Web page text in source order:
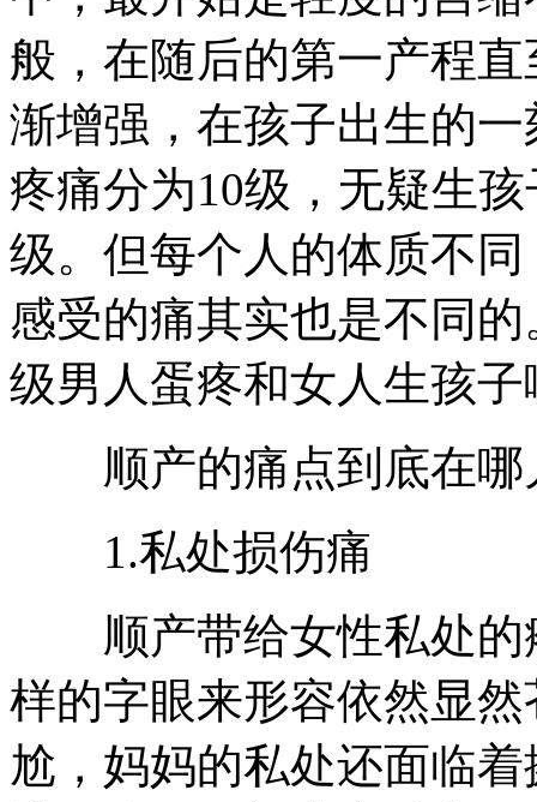
般，在随后的第一产程
渐增强，在孩子出生的
疼痛分为10级，无疑生
级。但每个人的体质不
感受的痛其实也是不同
级男人蛋疼和女人生孩
顺产的痛点到底在哪
1.私处损伤痛
顺产带给女性私处的
样的字眼来形容依然显
尬，妈妈的私处还面临